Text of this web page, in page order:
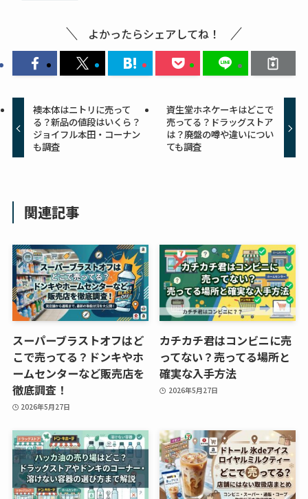
トラが廃盤？なぜ？
復刻はある？ウルト
ラカパーは品切れ？
キーピング販売終了
理由はなぜ？売って
スはコンビニで売っ
てる？薬局やイオン
は？おすすめや効果
も調査
よかったらシェアしてね！
襖本体はニトリに売って
る？新品の値段はいくら？
ジョイフル本田・コーナン
も調査
資生堂ホネケーキはどこで
売ってる？ドラッグストア
は？廃盤の噂や違いについ
ても調査
関連記事
スーパーブラストオフはど
こで売ってる？ドンキやホ
ームセンターなど販売店を
徹底調査！
2026年5月27日
カチカチ君はコンビニに売
ってない？売ってる場所と
確実な入手方法
2026年5月27日